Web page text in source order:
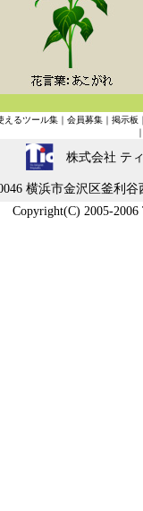
えるツール集｜ 会員募集｜ 掲示板
株式会社 テ
横浜市金沢区釜利
Copyright(C) 2005-